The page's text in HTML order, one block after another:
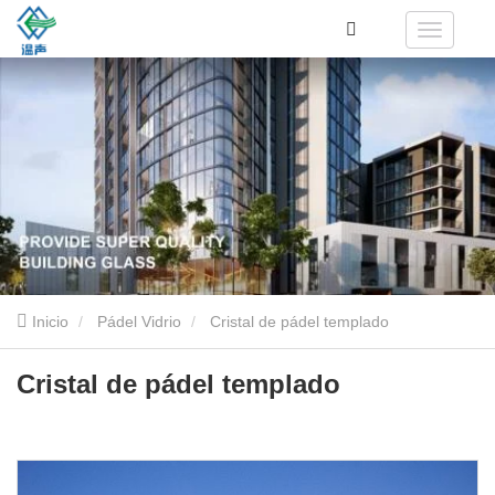
Inicio Pádel Vidrio Cristal de pádel templado
Cristal de pádel templado